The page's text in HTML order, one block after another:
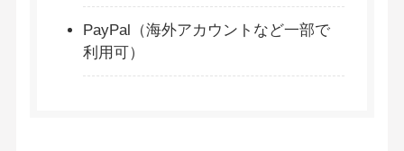
PayPal（海外アカウントなど一部で
利用可）